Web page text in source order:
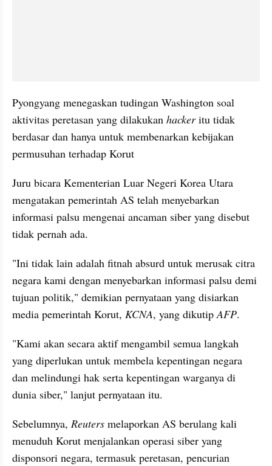
Pyongyang menegaskan tudingan Washington soal
aktivitas peretasan yang dilakukan hacker itu tidak
berdasar dan hanya untuk membenarkan kebijakan
permusuhan terhadap Korut
Juru bicara Kementerian Luar Negeri Korea Utara
mengatakan pemerintah AS telah menyebarkan
informasi palsu mengenai ancaman siber yang disebut
tidak pernah ada.
"Ini tidak lain adalah fitnah absurd untuk merusak citra
negara kami dengan menyebarkan informasi palsu demi
tujuan politik," demikian pernyataan yang disiarkan
media pemerintah Korut, KCNA, yang dikutip AFP.
"Kami akan secara aktif mengambil semua langkah
yang diperlukan untuk membela kepentingan negara
dan melindungi hak serta kepentingan warganya di
dunia siber," lanjut pernyataan itu.
Sebelumnya, Reuters melaporkan AS berulang kali
menuduh Korut menjalankan operasi siber yang
disponsori negara, termasuk peretasan, pencurian